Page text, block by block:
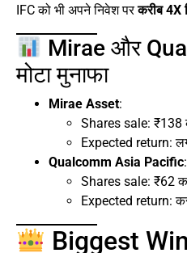
IFC को भी अपने निवेश परकरीब 4X
Mirae और
मोटा मुनाफा
Mirae Asset:
Shares sale: ₹138
Expected return:
Qualcomm Asia Pacific:
Shares sale: ₹62
Expected return:
Biggest